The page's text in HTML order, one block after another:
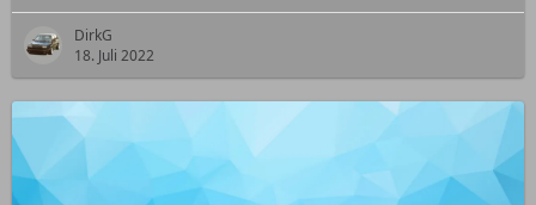
DirkG
18. Juli 2022